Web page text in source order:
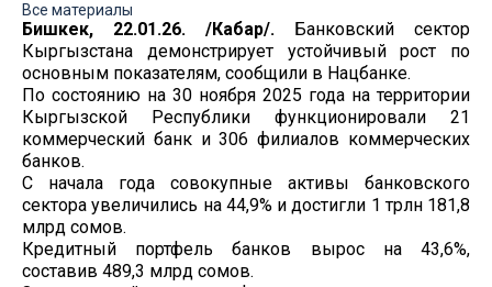
Все материалы
Бишкек, 22.01.26. /Кабар/. Банковский сектор
Кыргызстана демонстрирует устойчивый рост по
основным показателям, сообщили в Нацбанке.
По состоянию на 30 ноября 2025 года на территории
Кыргызской Республики функционировали 21
коммерческий банк и 306 филиалов коммерческих
банков.
С начала года совокупные активы банковского
сектора увеличились на 44,9% и достигли 1 трлн 181,8
млрд сомов.
Кредитный портфель банков вырос на 43,6%,
составив 489,3 млрд сомов.